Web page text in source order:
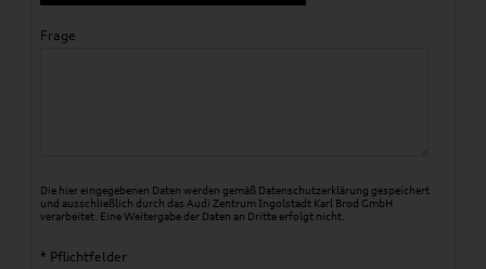
Frage
Die hier eingegebenen Daten werden gemäß Datenschutzerklärung gespeichert
und ausschließlich durch das Audi Zentrum Ingolstadt Karl Brod GmbH
verarbeitet. Eine Weitergabe der Daten an Dritte erfolgt nicht.
* Pflichtfelder